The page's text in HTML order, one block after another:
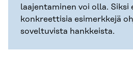
laajentaminen voi olla. Siksi
konkreettisia esimerkkejä
soveltuvista hankkeista.